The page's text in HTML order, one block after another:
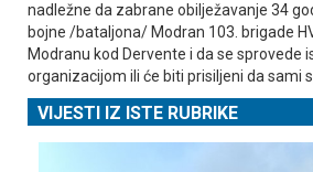
nadležne da zabrane obilježavanje 34
bojne /bataljona/ Modran 103. brigade
Modranu kod Dervente i da se sprovede
organizacijom ili će biti prisiljeni da sami
VIJESTI IZ ISTE RUBRIKE